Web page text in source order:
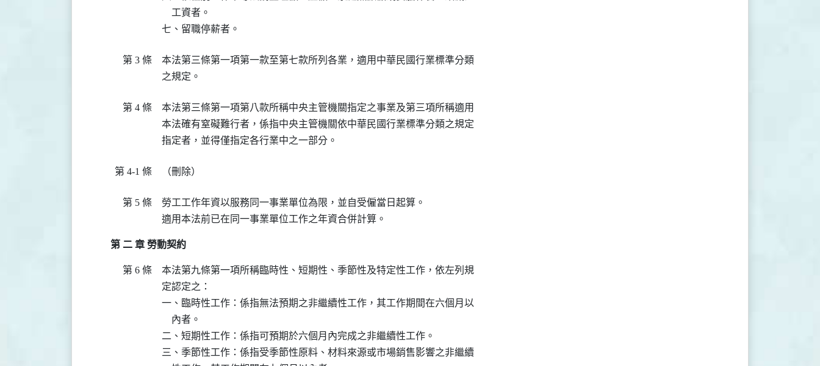
    工資者。
七、留職停薪者。
第 3 條
本法第三條第一項第一款至第七款所列各業，適用中華民國行業標準分類
之規定。
第 4 條
本法第三條第一項第八款所稱中央主管機關指定之事業及第三項所稱適用
本法確有窒礙難行者，係指中央主管機關依中華民國行業標準分類之規定
指定者，並得僅指定各行業中之一部分。
第 4-1 條 （刪除）
第 5 條
勞工工作年資以服務同一事業單位為限，並自受僱當日起算。
適用本法前已在同一事業單位工作之年資合併計算。
第 二 章 勞動契約
第 6 條
本法第九條第一項所稱臨時性、短期性、季節性及特定性工作，依左列規
定認定之：
一、臨時性工作：係指無法預期之非繼續性工作，其工作期間在六個月以
    內者。
二、短期性工作：係指可預期於六個月內完成之非繼續性工作。
三、季節性工作：係指受季節性原料、材料來源或市場銷售影響之非繼續